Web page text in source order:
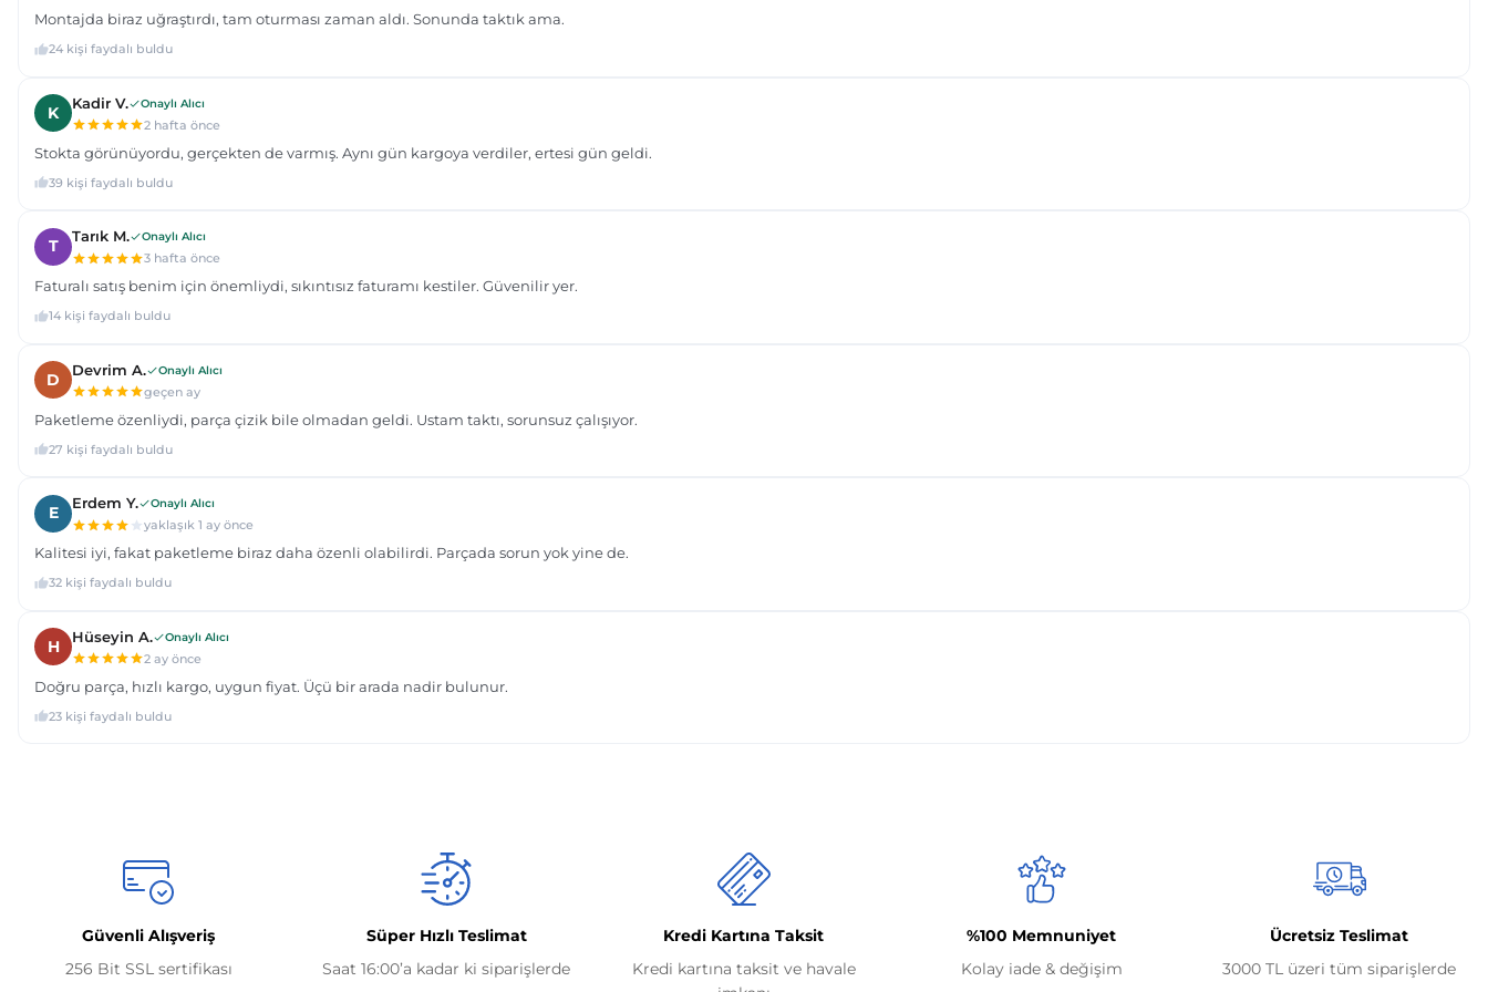
Güvenli Alışveriş
256 Bit SSL sertifikası
Süper Hızlı Teslimat
Saat 16:00’a kadar ki siparişlerde
Kredi Kartına Taksit
Kredi kartına taksit ve havale
%100 Memnuniyet
Kolay iade & değişim
Ücretsiz Teslimat
3000 TL üzeri tüm siparişlerde